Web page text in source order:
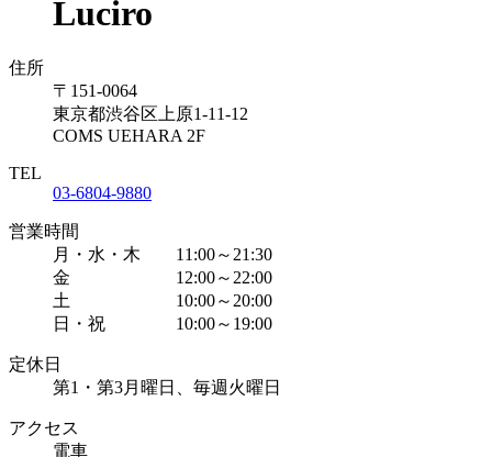
Luciro
住所
〒151-0064
東京都渋谷区上原1-11-12
COMS UEHARA 2F
TEL
03-6804-9880
営業時間
月・水・木 11:00～21:30
金 12:00～22:00
土 10:00～20:00
日・祝 10:00～19:00
定休日
第1・第3月曜日、毎週火曜日
アクセス
電車